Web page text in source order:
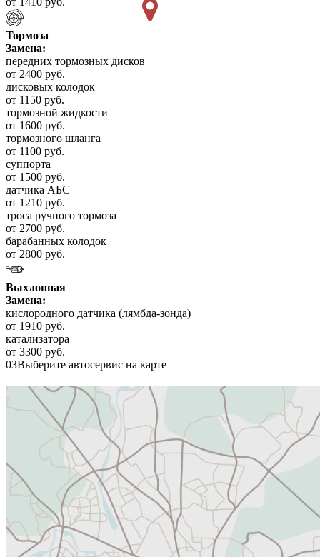
Тормоза
Замена:
передних тормозных дисков
от 2400 руб.
дисковых колодок
от 1150 руб.
тормозной жидкости
от 1600 руб.
тормозного шланга
от 1100 руб.
суппорта
от 1500 руб.
датчика АБС
от 1210 руб.
троса ручного тормоза
от 2700 руб.
барабанных колодок
от 2800 руб.
Выхлопная
Замена:
кислородного датчика (лямбда-зонда)
от 1910 руб.
катализатора
от 3300 руб.
03Выберите автосервис на карте